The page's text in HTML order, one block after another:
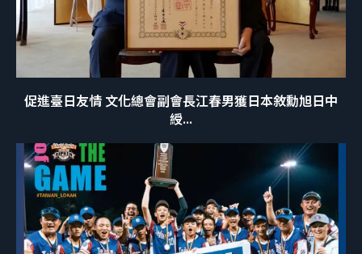
促進臺日友情 文化總會副會長江春男獲日本敘勳旭日中
綬...